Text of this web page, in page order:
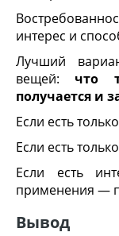
интерес и
Лучший
вещей: что
получается и
Если есть
Если есть
Если есть
применения —
Вывод